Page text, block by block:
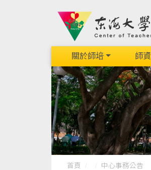
關於師培 師資
首頁 中心事務公告